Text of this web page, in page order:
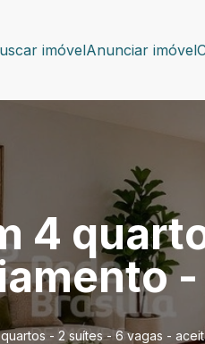
imóvelAnunciar imóvel
4
-
- 2 suítes - 6 vagas -